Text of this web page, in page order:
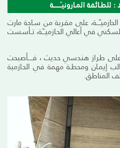
المـارونيـّـــــــة
على مقربة من سـاحة مارت
في أعالي الحـازميــّـة، تــأسست
الجديدة على طراز هندسي حديث ، فـــــأصبحت
إيمـان ومحطـة مهمة في الحـازمية
المناطق.